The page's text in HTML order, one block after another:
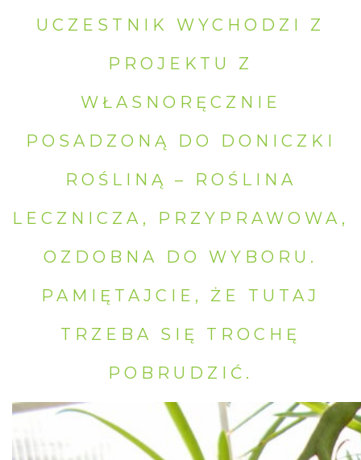
UCZESTNIK WYCHODZI Z
PROJEKTU Z
WŁASNORĘCZNIE
POSADZONĄ DO DONICZKI
ROŚLINĄ – ROŚLINA
LECZNICZA, PRZYPRAWOWA,
OZDOBNA DO WYBORU.
PAMIĘTAJCIE, ŻE TUTAJ
TRZEBA SIĘ TROCHĘ
POBRUDZIĆ.